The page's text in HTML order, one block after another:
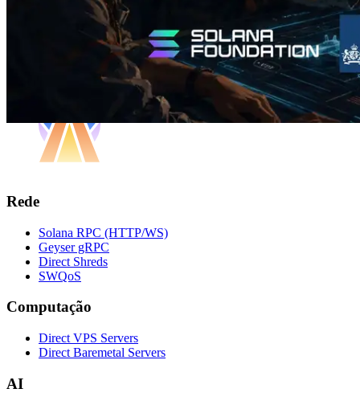
Rede
Solana RPC (HTTP/WS)
Geyser gRPC
Direct Shreds
SWQoS
Computação
Direct VPS Servers
Direct Baremetal Servers
AI